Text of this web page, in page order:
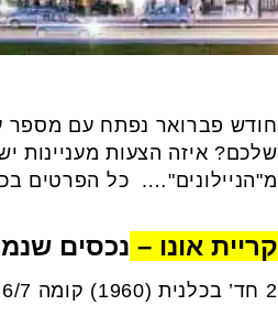
חודש פברואר נפתח עם מספר
שלכם? איזה הצעות מעניינות
מ"הניילונים"…. כל הפרטים
קריית אונו – נכסים
2 חד’ בכלנית (1960) קומה 6/7, 51 מ”ר, חניה. נמכרה ב- 1.8 מליון ₪.